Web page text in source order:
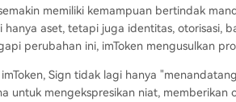
memiliki kemampuan bertindak
hanya aset, tetapi juga identitas, otorisasi,
perubahan ini, imToken mengusulkan
Sign tidak lagi hanya
untuk mengekspresikan niat, memberikan